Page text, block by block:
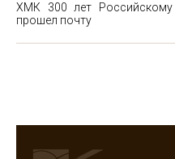
ХМК 300 лет Российскому
прошел почту